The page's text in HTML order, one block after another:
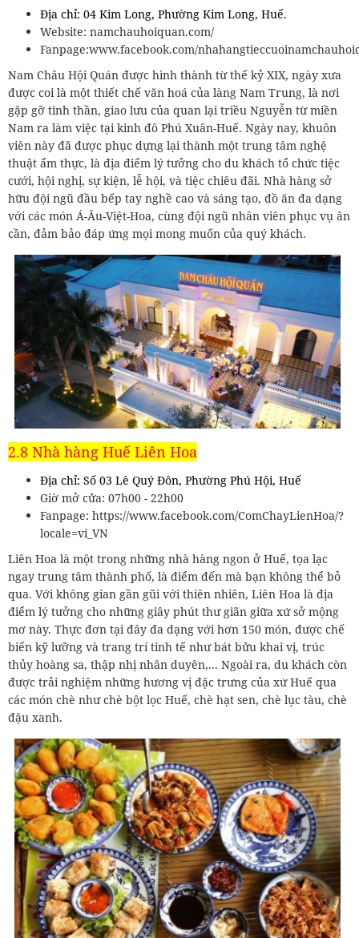
Địa chỉ: 04 Kim Long, Phường Kim Long, Huế.
Website: namchauhoiquan.com/
Fanpage:www.facebook.com/
Nam Châu Hội Quán được hình thành từ thế kỷ XIX, ngày xưa
được coi là một thiết chế văn hoá của làng Nam Trung, là nơi
gặp gỡ tinh thần, giao lưu của quan lại triều Nguyễn từ miền
Nam ra làm việc tại kinh đô Phú Xuân-Huế. Ngày nay, khuôn
viên này đã được phục dựng lại thành một trung tâm nghệ
thuật ẩm thực, là địa điểm lý tưởng cho du khách tổ chức tiệc
cưới, hội nghị, sự kiện, lễ hội, và tiệc chiêu đãi. Nhà hàng sở
hữu đội ngũ đầu bếp tay nghề cao và sáng tạo, đồ ăn đa dạng
với các món Á-Âu-Việt-Hoa, cùng đội ngũ nhân viên phục vụ ân
cần, đảm bảo đáp ứng mọi mong muốn của quý khách.
2.8 Nhà hàng Huế Liên Hoa
Địa chỉ: Số 03 Lê Quý Đôn, Phường Phú Hội, Huế
Giờ mở cửa: 07h00 - 22h00
Fanpage: https://www.facebook.com/ComChayLienHoa/?
locale=vi_VN
Liên Hoa là một trong những nhà hàng ngon ở Huế, tọa lạc
ngay trung tâm thành phố, là điểm đến mà bạn không thể bỏ
qua. Với không gian gần gũi với thiên nhiên, Liên Hoa là địa
điểm lý tưởng cho những giây phút thư giãn giữa xứ sở mộng
mơ này. Thực đơn tại đây đa dạng với hơn 150 món, được chế
biến kỹ lưỡng và trang trí tinh tế như bát bửu khai vị, trúc
thủy hoàng sa, thập nhị nhân duyên,... Ngoài ra, du khách còn
được trải nghiệm những hương vị đặc trưng của xứ Huế qua
các món chè như chè bột lọc Huế, chè hạt sen, chè lục tàu, chè
đậu xanh.